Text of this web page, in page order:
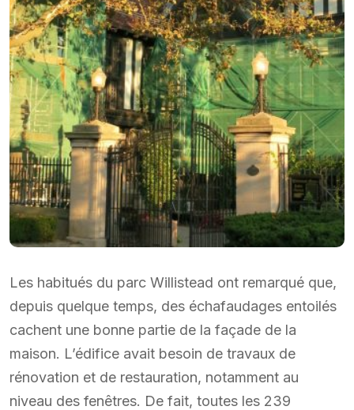
Les habitués du parc Willistead ont remarqué que,
depuis quelque temps, des échafaudages entoilés
cachent une bonne partie de la façade de la
maison. L’édifice avait besoin de travaux de
rénovation et de restauration, notamment au
niveau des fenêtres. De fait, toutes les 239